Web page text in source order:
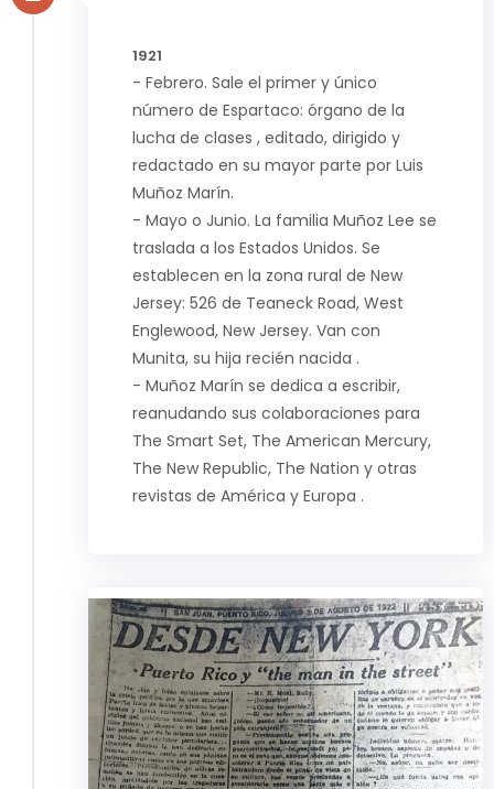
1921
- Febrero. Sale el primer y único
número de Espartaco: órgano de la
lucha de clases , editado, dirigido y
redactado en su mayor parte por Luis
Muñoz Marín.
- Mayo o Junio. La familia Muñoz Lee se
traslada a los Estados Unidos. Se
establecen en la zona rural de New
Jersey: 526 de Teaneck Road, West
Englewood, New Jersey. Van con
Munita, su hija recién nacida .
- Muñoz Marín se dedica a escribir,
reanudando sus colaboraciones para
The Smart Set, The American Mercury,
The New Republic, The Nation y otras
revistas de América y Europa .